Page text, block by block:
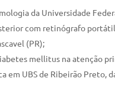
da Universidade
com retinógrafo
(PR);
mellitus na atenção
UBS de Ribeirão Preto,